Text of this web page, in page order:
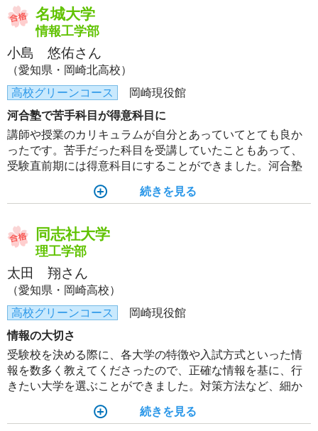
ーターや講師の方々には本当に感謝しています。
名城大学
情報工学部
小島 悠佑さん
（愛知県・岡崎北高校）
高校グリーンコース
岡崎現役館
河合塾で苦手科目が得意科目に
講師や授業のカリキュラムが自分とあっていてとても良か
ったです。苦手だった科目を受講していたこともあって、
受験直前期には得意科目にすることができました。河合塾
続きを見る
同志社大学
理工学部
太田 翔さん
（愛知県・岡崎高校）
高校グリーンコース
岡崎現役館
情報の大切さ
受験校を決める際に、各大学の特徴や入試方式といった情
報を数多く教えてくださったので、正確な情報を基に、行
きたい大学を選ぶことができました。対策方法など、細か
が解消されました。
続きを見る